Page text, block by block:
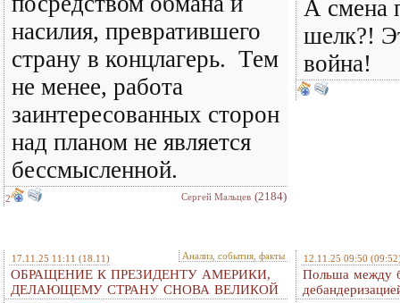
насилия, превратившего
страну в концлагерь. Тем
не менее, работа
заинтересованных сторон
над планом не является
бессмысленной.
2 Сергей Мальцев (2184)
А смена
шелк?!
война!
17.11.25 11:11 (18.11) Анализ, события, факты
ОБРАЩЕНИЕ К ПРЕЗИДЕНТУ АМЕРИКИ,
ДЕЛАЮЩЕМУ СТРАНУ СНОВА ВЕЛИКОЙ
12.11.25 09:50
Польша между